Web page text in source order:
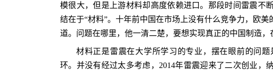
模很大，但是上游材料却高度依赖进口。那段时间雷震不
结在于“材料”。十年前中国在市场上没有什么竞争力，欧
道。问题在哪里，他一清二楚，要想实现真正的中国制造，
材料正是雷震在大学所学习的专业，摆在眼前的问
环。并没有经过太多考虑，2014年雷震迎来了二次创业，